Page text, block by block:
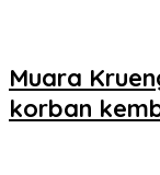
Muara
korban